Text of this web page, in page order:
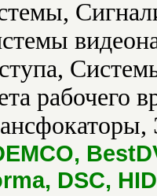
рабочего
DSC,